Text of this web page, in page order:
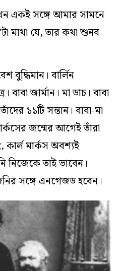
একই সঙ্গে আমার সামনে
মাথা যে, তার কথা শুনব
বুদ্ধিমান। বার্লিন
বাবা জার্মান। মা ডাচ। বাবা
১১টি সন্তান। বাবা-মা
জন্মের আগেই তাঁরা
কার্ল মার্কস অবশ্যই
নিজেকে তাই ভাবেন।
সঙ্গে এনগেজড হবেন।